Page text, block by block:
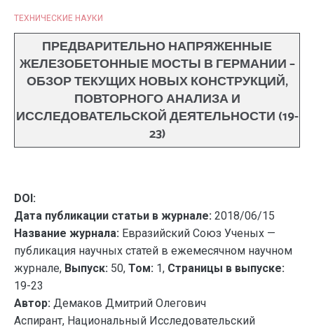
ТЕХНИЧЕСКИЕ НАУКИ
ПРЕДВАРИТЕЛЬНО НАПРЯЖЕННЫЕ
ЖЕЛЕЗОБЕТОННЫЕ МОСТЫ В ГЕРМАНИИ –
ОБЗОР ТЕКУЩИХ НОВЫХ КОНСТРУКЦИЙ,
ПОВТОРНОГО АНАЛИЗА И
ИССЛЕДОВАТЕЛЬСКОЙ ДЕЯТЕЛЬНОСТИ (19-
23)
DOI:
Дата публикации статьи в журнале: 2018/06/15
Название журнала: Евразийский Союз Ученых —
публикация научных статей в ежемесячном научном
журнале, Выпуск: 50, Том: 1, Страницы в выпуске:
19-23
Автор: Демаков Дмитрий Олегович
Аспирант, Национальный Исследовательский